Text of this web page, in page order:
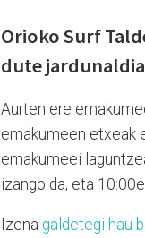
Orioko Surf
dute
Aurten ere
emakumeen etxeak
emakumeei
izango da, eta
Izena galdetegi hau